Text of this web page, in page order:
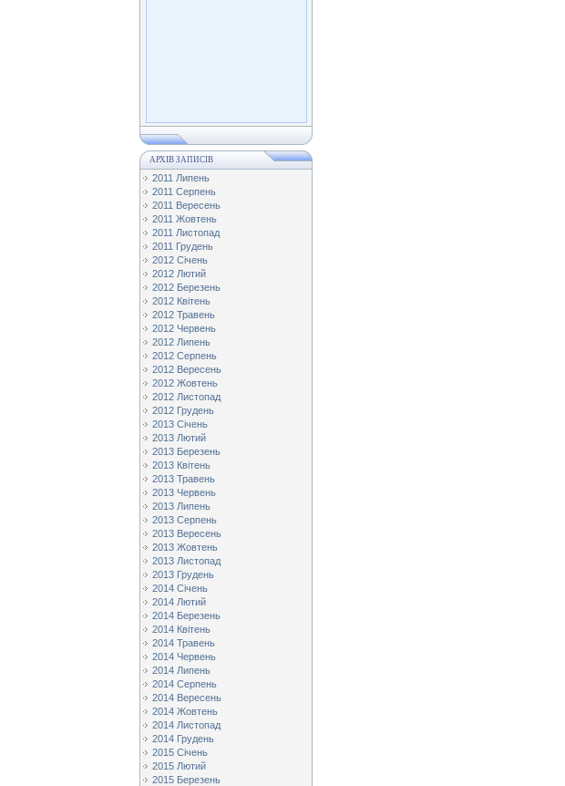
АРХІВ ЗАПИСІВ
2011 Липень
2011 Серпень
2011 Вересень
2011 Жовтень
2011 Листопад
2011 Грудень
2012 Січень
2012 Лютий
2012 Березень
2012 Квітень
2012 Травень
2012 Червень
2012 Липень
2012 Серпень
2012 Вересень
2012 Жовтень
2012 Листопад
2012 Грудень
2013 Січень
2013 Лютий
2013 Березень
2013 Квітень
2013 Травень
2013 Червень
2013 Липень
2013 Серпень
2013 Вересень
2013 Жовтень
2013 Листопад
2013 Грудень
2014 Січень
2014 Лютий
2014 Березень
2014 Квітень
2014 Травень
2014 Червень
2014 Липень
2014 Серпень
2014 Вересень
2014 Жовтень
2014 Листопад
2014 Грудень
2015 Січень
2015 Лютий
2015 Березень